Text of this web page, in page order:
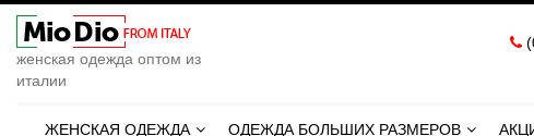
женская одежда оптом из
италии
ЖЕНСКАЯ ОДЕЖДА ОДЕЖДА БОЛЬШИХ РАЗМЕРОВ